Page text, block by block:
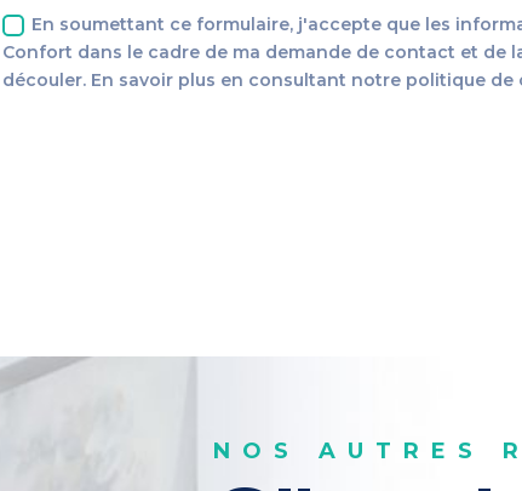
En soumettant ce formulaire, j'accepte que les
Confort dans le cadre de ma demande de contact et de
découler. En savoir plus en consultant notre politique de
NOS AUTRES